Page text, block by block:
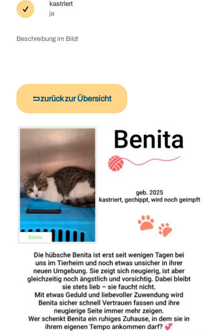
kastriert
ja
Beschreibung im Bild!
zurück zur Übersicht